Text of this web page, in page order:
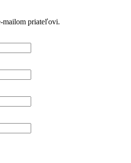
mailom priateľovi.